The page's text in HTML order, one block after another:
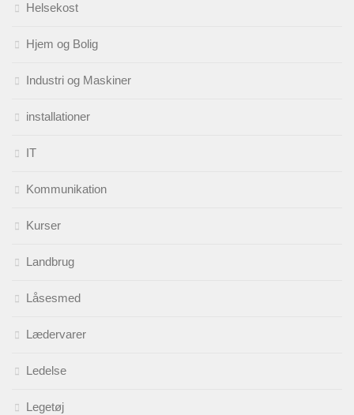
Helsekost
Hjem og Bolig
Industri og Maskiner
installationer
IT
Kommunikation
Kurser
Landbrug
Låsesmed
Lædervarer
Ledelse
Legetøj